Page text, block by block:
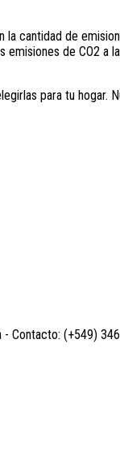
cantidad de
de CO2
para tu
Contacto: (+549)